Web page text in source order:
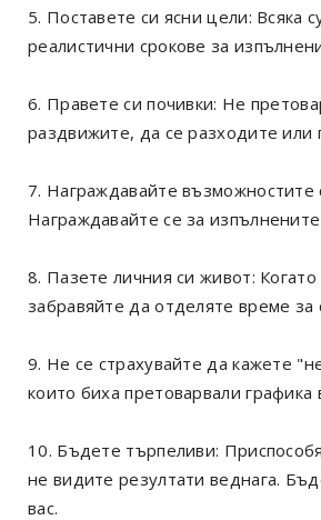
5. Поставете си ясни цели: Всяка
реалистични срокове за
6. Правете си почивки: Не
раздвижите, да се разходите или
7. Награждавайте възможностите
Награждавайте се за
8. Пазете личния си живот:
забравяйте да отделяте време за
9. Не се страхувайте да кажете
които биха претоварвали графика
10. Бъдете търпеливи:
не видите резултати веднага.
вас.